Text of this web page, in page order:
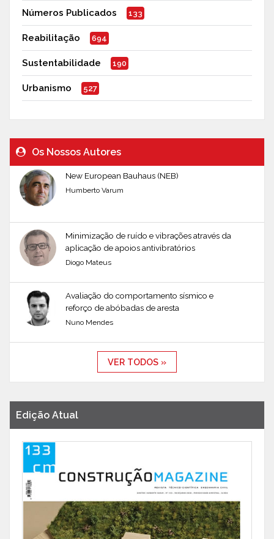
Números Publicados 133
Reabilitação 694
Sustentabilidade 190
Urbanismo 527
Os Nossos Autores
New European Bauhaus (NEB)
Humberto Varum
Minimização de ruído e vibrações através da
aplicação de apoios antivibratórios
Diogo Mateus
Avaliação do comportamento sísmico e
reforço de abóbadas de aresta
Nuno Mendes
VER TODOS »
Edição Atual